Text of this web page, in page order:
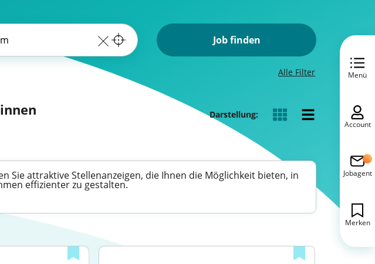
Job finden
Alle Filter
Darstellung:
Sie attraktive Stellenanzeigen, die Ihnen die Möglichkeit bieten, in
effizienter zu gestalten.
Menü
Account
Jobagent
Merken